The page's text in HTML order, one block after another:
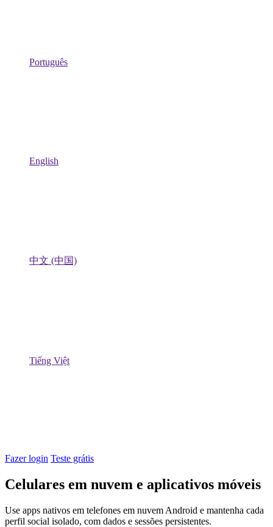
Português
English
中文 (中国)
Tiếng Việt
Fazer login Teste grátis
Celulares em nuvem e aplicativos móveis
Use apps nativos em telefones em nuvem Android e mantenha cada
perfil social isolado, com dados e sessões persistentes.